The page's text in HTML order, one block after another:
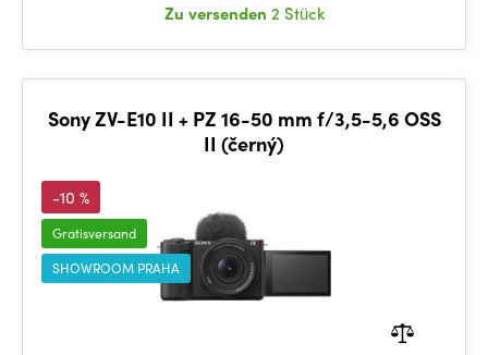
Zu versenden 2 Stück
Sony ZV-E10 II + PZ 16-50 mm f/3,5-5,6 OSS
II (černý)
-10 %
Gratisversand
SHOWROOM PRAHA